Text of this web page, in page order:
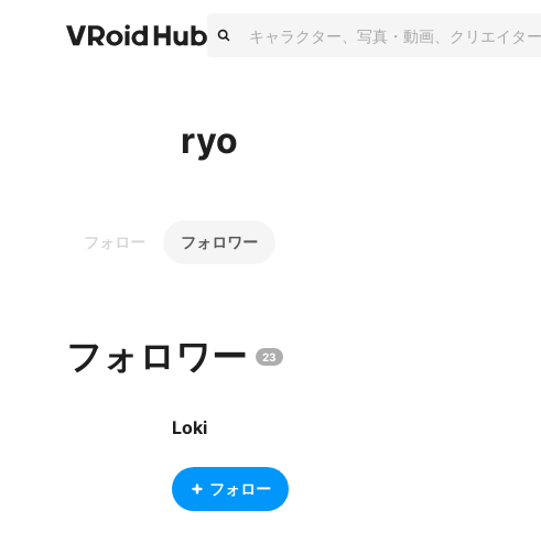
ryo
フォロー フォロワー
フォロワー 23
Loki
フォロー